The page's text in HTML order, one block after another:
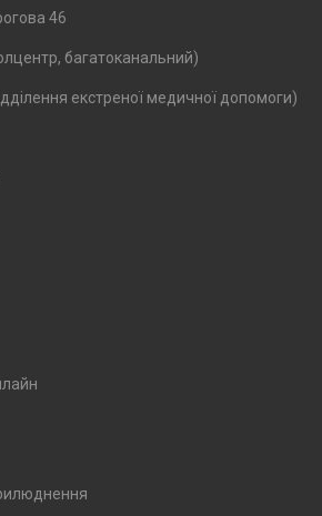
46
багатоканальний)
екстреної медичної допомоги)